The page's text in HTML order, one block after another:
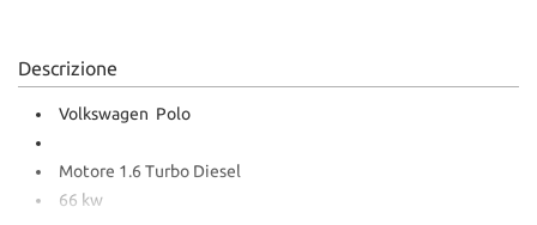
Descrizione
Volkswagen Polo
Motore 1.6 Turbo Diesel
66 kw